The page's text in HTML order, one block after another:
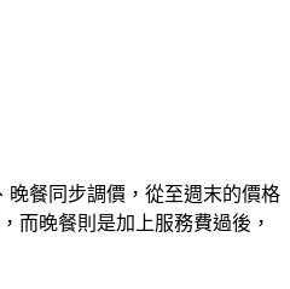
晚餐同步調價，從至週末的價格
而晚餐則是加上服務費過後，